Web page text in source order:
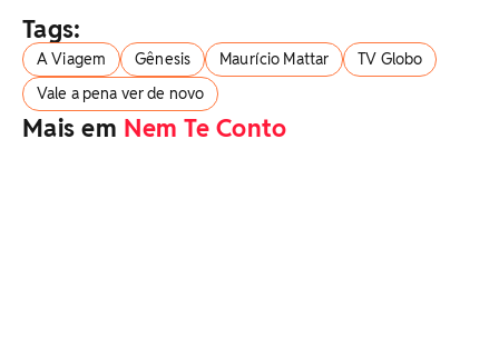
Tags:
A Viagem Gênesis Maurício Mattar
TV Globo
Vale a pena ver de novo
Mais em Nem Te Conto